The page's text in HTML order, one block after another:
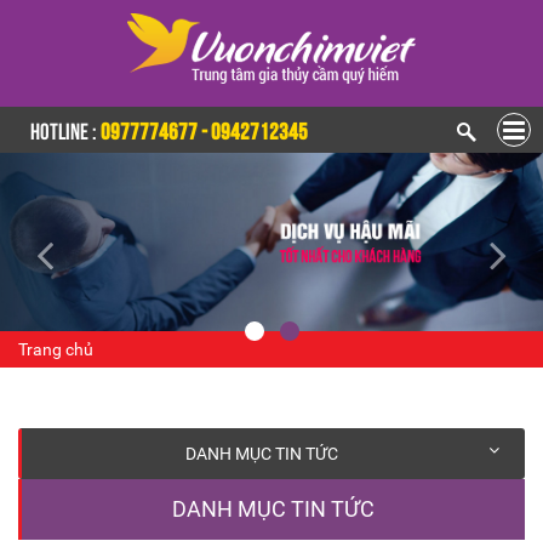
HOTLINE :0977774677 - 0942712345
Trang chủ
DANH MỤC TIN TỨC
DANH MỤC TIN TỨC